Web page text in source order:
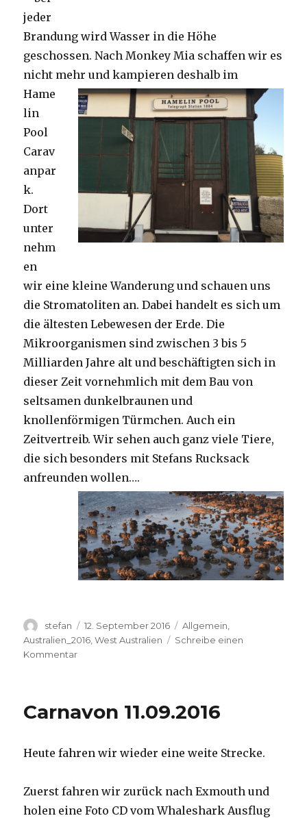
jeder
Brandung wird Wasser in die Höhe
geschossen. Nach Monkey Mia schaffen wir es
nicht mehr und kampieren deshalb im
Hame
lin
Pool
Carav
anpar
k.
Dort
unter
nehm
en
wir eine kleine Wanderung und schauen uns
die Stromatoliten an. Dabei handelt es sich um
die ältesten Lebewesen der Erde. Die
Mikroorganismen sind zwischen 3 bis 5
Milliarden Jahre alt und beschäftigten sich in
dieser Zeit vornehmlich mit dem Bau von
seltsamen dunkelbraunen und
knollenförmigen Türmchen. Auch ein
Zeitvertreib. Wir sehen auch ganz viele Tiere,
die sich besonders mit Stefans Rucksack
anfreunden wollen….
Autor
stefan
Veröffentlicht
am
12. September 2016 Kategorien
Allgemein
Australien_2016 ,West Australien
Schreibe einen
Kommentarzu
Carnavon 11.09.2016
Heute fahren wir wieder eine weite Strecke.
Zuerst fahren wir zurück nach Exmouth und
holen eine Foto CD vom Whaleshark Ausflug